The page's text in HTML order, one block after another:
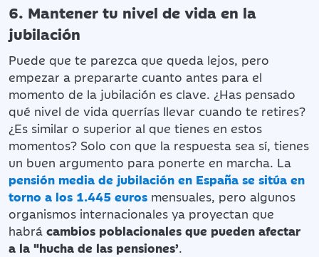
6. Mantener tu nivel de vida en la
jubilación
Puede que te parezca que queda lejos, pero
empezar a prepararte cuanto antes para el
momento de la jubilación es clave. ¿Has pensado
qué nivel de vida querrías llevar cuando te retires?
¿Es similar o superior al que tienes en estos
momentos? Solo con que la respuesta sea sí, tienes
un buen argumento para ponerte en marcha. La
pensión media de jubilación en España se sitúa en
torno a los 1.445 euros mensuales, pero algunos
organismos internacionales ya proyectan que
habrá cambios poblacionales que pueden afectar
a la "hucha de las pensiones’.